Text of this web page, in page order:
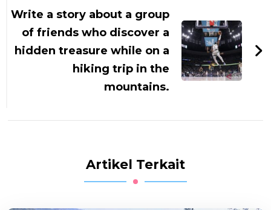
Write a story about a group
of friends who discover a
hidden treasure while on a
hiking trip in the
mountains.
Artikel Terkait